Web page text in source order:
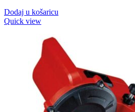
Dodaj u košaricu
Quick view